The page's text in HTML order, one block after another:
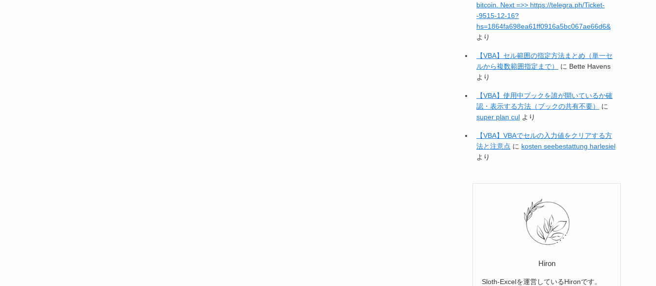
bitcoin. Next =>> https://telegra.ph/Ticket-
-9515-12-16?
hs=1864fa698ea61ff0916a5bc067ae66d6&
より
【VBA】セル範囲の指定方法まとめ（単一セ
ルから複数範囲指定まで）
に Bette Havens
より
【VBA】使用中ブックを誰が開いているか確
認・表示する方法（ブックの共有不要）
に
super plan cul より
【VBA】VBAでセルの入力値をクリアする方
法と注意点 に kosten seebestattung harlesiel
より
Hiron
Sloth-Excelを運営しているHironです。